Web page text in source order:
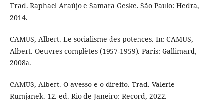
Trad. Raphael Araújo e Samara Geske. São Paulo: Hedra,
2014.
CAMUS, Albert. Le socialisme des potences. In: CAMUS,
Albert. Oeuvres complètes (1957-1959). Paris: Gallimard,
2008a.
CAMUS, Albert. O avesso e o direito. Trad. Valerie
Rumjanek. 12. ed. Rio de Janeiro: Record, 2022.